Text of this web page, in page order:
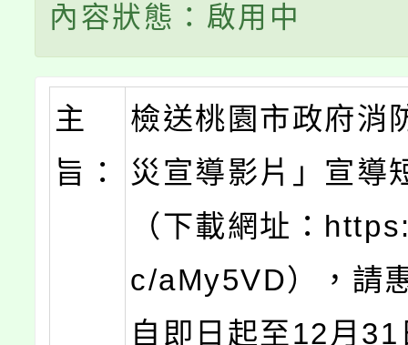
內容狀態：啟用中
主
旨：
檢送桃園市政府消
災宣導影片」宣導
（下載網址：
c/aMy5VD），請
自即日起至12月